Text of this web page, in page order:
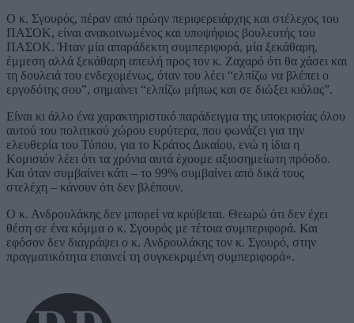
Ο κ. Σγουρός, πέραν από πρώην περιφερειάρχης και στέλεχος του
ΠΑΣΟΚ, είναι ανακοινωμένος και υποψήφιος βουλευτής του
ΠΑΣΟΚ. Ήταν μία απαράδεκτη συμπεριφορά, μία ξεκάθαρη,
έμμεση αλλά ξεκάθαρη απειλή προς τον κ. Ζαχαρό ότι θα χάσει και
τη δουλειά του ενδεχομένως, όταν του λέει “ελπίζω να βλέπει ο
εργοδότης σου”, σημαίνει “ελπίζω μήπως και σε διώξει κιόλας”.
Είναι κι άλλο ένα χαρακτηριστικό παράδειγμα της υποκρισίας όλου
αυτού του πολιτικού χώρου ευρύτερα, που φωνάζει για την
ελευθερία του Τύπου, για το Κράτος Δικαίου, ενώ η ίδια η
Κομισιόν λέει ότι τα χρόνια αυτά έχουμε αξιοσημείωτη πρόοδο.
Και όταν συμβαίνει κάτι – το 99% συμβαίνει από δικά τους
στελέχη – κάνουν ότι δεν βλέπουν.
Ο κ. Ανδρουλάκης δεν μπορεί να κρύβεται. Θεωρώ ότι δεν έχει
θέση σε ένα κόμμα ο κ. Σγουρός με τέτοια συμπεριφορά. Και
εφόσον δεν διαγράψει ο κ. Ανδρουλάκης τον κ. Σγουρό, στην
πραγματικότητα επαινεί τη συγκεκριμένη συμπεριφορά».